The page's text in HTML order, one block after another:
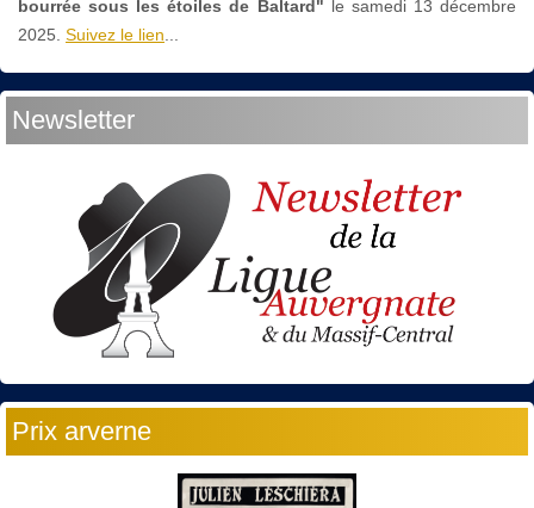
bourrée sous les étoiles de Baltard" le samedi 13 décembre
2025. Suivez le lien
Newsletter
Prix arverne